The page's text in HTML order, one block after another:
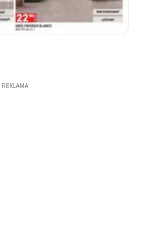
REKLAMA